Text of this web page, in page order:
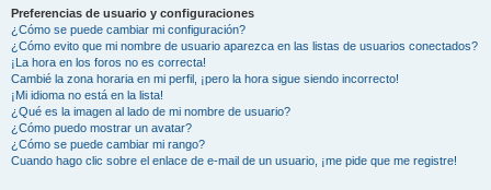
Preferencias de usuario y configuraciones
¿Cómo se puede cambiar mi configuración?
¿Cómo evito que mi nombre de usuario aparezca en las listas de usuarios conectados?
¡La hora en los foros no es correcta!
Cambié la zona horaria en mi perfil, ¡pero la hora sigue siendo incorrecto!
¡Mi idioma no está en la lista!
¿Qué es la imagen al lado de mi nombre de usuario?
¿Cómo puedo mostrar un avatar?
¿Cómo se puede cambiar mi rango?
Cuando hago clic sobre el enlace de e-mail de un usuario, ¡me pide que me registre!